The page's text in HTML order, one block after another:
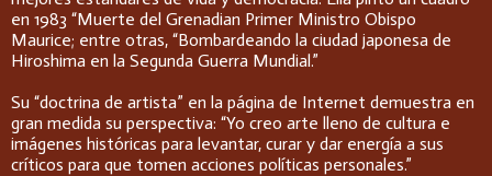
en 1983 “Muerte del Grenadian Primer Ministro Obispo
Maurice; entre otras, “Bombardeando la ciudad japonesa de
Hiroshima en la Segunda Guerra Mundial.”
Su “doctrina de artista” en la página de Internet demuestra en
gran medida su perspectiva: “Yo creo arte lleno de cultura e
imágenes históricas para levantar, curar y dar energía a sus
críticos para que tomen acciones políticas personales.”